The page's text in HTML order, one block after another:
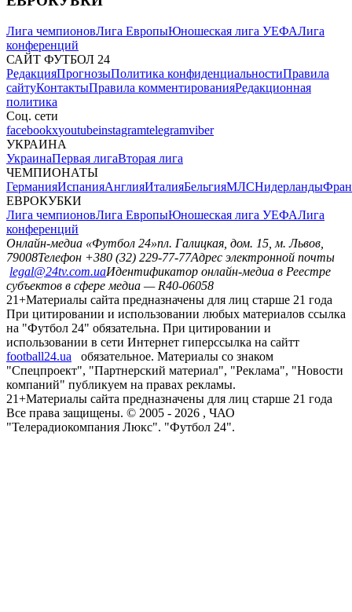
Лига чемпионовЛига ЕвропыЮношеская лига УЕФАЛига
конференций
САЙТ ФУТБОЛ 24
РедакцияПрогнозыПолитика конфиденциальностиПравила
сайтуКонтактыПравила комментированияРедакционная
политика
Соц. сети
facebookxyoutubeinstagramtelegramviber
УКРАИНА
УкраинаПервая лигаВторая лига
ЧЕМПИОНАТЫ
ГерманияИспанияАнглияИталияБельгияМЛСНидерланды
ЕВРОКУБКИ
Лига чемпионовЛига ЕвропыЮношеская лига УЕФАЛига
конференций
Онлайн-медиа «Футбол 24»пл. Галицкая, дом. 15, м. Львов,
79008Телефон +380 (32) 229-77-77Адрес электронной почты
legal@24tv.com.uaИдентификатор онлайн-медиа в Реестре
субъектов в сфере медиа — R40-06058
21+Материалы сайта предназначены для лиц старше 21 года
При цитировании и использовании любых материалов ссылка
на "Футбол 24" обязательна. При цитировании и
использовании в сети Интернет гиперссылка на сайтт
football24.ua
обязательное. Материалы со знаком
"Спецпроект", "Партнерский материал", "Реклама", "Новости
компаний" публикуем на правах рекламы.
21+Материалы сайта предназначены для лиц старше 21 года
Все права защищены. © 2005 - 2026 , ЧАО
"Телерадиокомпания Люкс". "Футбол 24".